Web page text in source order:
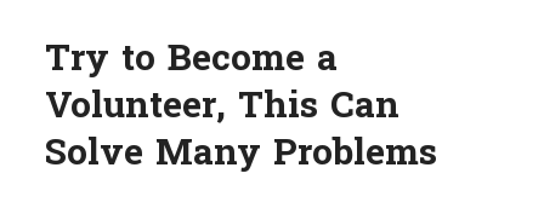
Try to Become a
Volunteer, This Can
Solve Many Problems